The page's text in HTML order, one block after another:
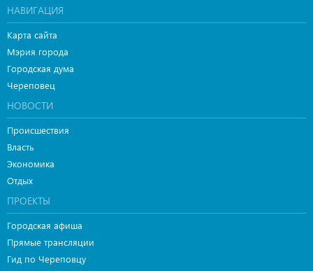
НАВИГАЦИЯ
Карта сайта
Мэрия города
Городская дума
Череповец
НОВОСТИ
Происшествия
Власть
Экономика
Отдых
ПРОЕКТЫ
Городская афиша
Прямые трансляции
Гид по Череповцу